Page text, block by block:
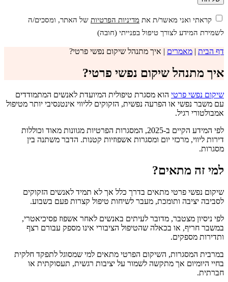
קראתי ואני מאשר/ת את מדיניות הפרטיות של האתר, ומסכים/ה
לשמירת המידע לצורך טיפול בפנייתי (חובה)
דף הבית | מאמרים | איך מתנהל שיקום נפשי פרטי?
איך מתנהל שיקום נפשי פרטי?
שיקום נפשי פרטי הוא מסגרת טיפולית המיועדת לאנשים המתמודדים
עם משבר נפשי או הפרעה נפשית, הזקוקים לליווי אינטנסיבי יותר מטיפול
אמבולטורי רגיל.
לפי המידע הקיים ב-2025, המסגרות הפרטיות מגוונות מאוד וכוללות
דירות ליווי, מרכזי יום ומסגרות אשפוזיות קטנות. הדבר משתנה בין
מסגרות.
למי זה מתאים?
שיקום נפשי פרטי מתאים בדרך כלל אך לא תמיד לאנשים הזקוקים
לסביבה יציבה ותומכת, מעבר לשיחות טיפול קצרות פעם בשבוע.
לפי ניסיון מצטבר, מדובר לעיתים באנשים לאחר אשפוז פסיכיאטרי,
במשבר חריף, או בכאלה שהטיפול הציבורי אינו מספק עבורם רצף
ותדירות מספקים.
במרבית המסגרות, השיקום הפרטי מתאים למי שמסוגל לתפקד חלקית
בחיי היומיום אך מתקשה לשמור על יציבות רגשית, תעסוקתית או
חברתית.